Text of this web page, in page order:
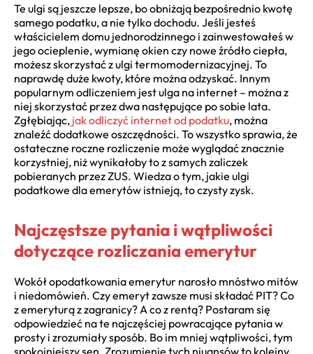
Te ulgi są jeszcze lepsze, bo obniżają bezpośrednio kwotę
samego podatku, a nie tylko dochodu. Jeśli jesteś
właścicielem domu jednorodzinnego i zainwestowałeś w
jego ocieplenie, wymianę okien czy nowe źródło ciepła,
możesz skorzystać z ulgi termomodernizacyjnej. To
naprawdę duże kwoty, które można odzyskać. Innym
popularnym odliczeniem jest ulga na internet – można z
niej skorzystać przez dwa następujące po sobie lata.
Zgłębiając, jak odliczyć internet od podatku, można
znaleźć dodatkowe oszczędności. To wszystko sprawia, że
ostateczne roczne rozliczenie może wyglądać znacznie
korzystniej, niż wynikałoby to z samych zaliczek
pobieranych przez ZUS. Wiedza o tym, jakie ulgi
podatkowe dla emerytów istnieją, to czysty zysk.
Najczęstsze pytania i wątpliwości
dotyczące rozliczania emerytur
Wokół opodatkowania emerytur narosło mnóstwo mitów
i niedomówień. Czy emeryt zawsze musi składać PIT? Co
z emeryturą z zagranicy? A co z rentą? Postaram się
odpowiedzieć na te najczęściej powracające pytania w
prosty i zrozumiały sposób. Bo im mniej wątpliwości, tym